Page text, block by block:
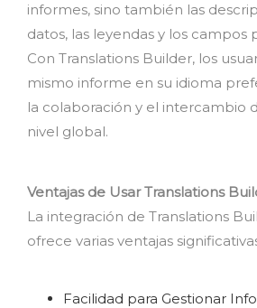
informes, sino también las
datos, las leyendas y los campos
Con Translations Builder, los
mismo informe en su idioma
la colaboración y el intercambio
nivel global.
Ventajas de Usar Translations
La integración de Translations
ofrece varias ventajas
Facilidad para Gestionar